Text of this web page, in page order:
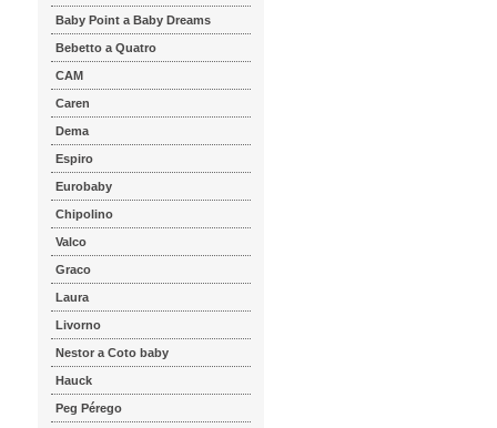
Baby Point a Baby Dreams
Bebetto a Quatro
CAM
Caren
Dema
Espiro
Eurobaby
Chipolino
Valco
Graco
Laura
Livorno
Nestor a Coto baby
Hauck
Peg Pérego